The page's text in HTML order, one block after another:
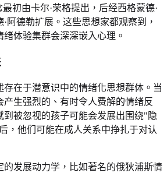
初由卡尔·荣格提出，后经西格蒙德·
阿德勒扩展。这些思想家都观察到，
体验集群会深深嵌入心理。
存在于潜意识中的情绪化思想群体。当
生强烈的、有时令人费解的情绪反
到被忽视的孩子可能会发展出围绕"隐
，他们可能在成人关系中挣扎于对认
的发展动力学，比如著名的俄狄浦斯情